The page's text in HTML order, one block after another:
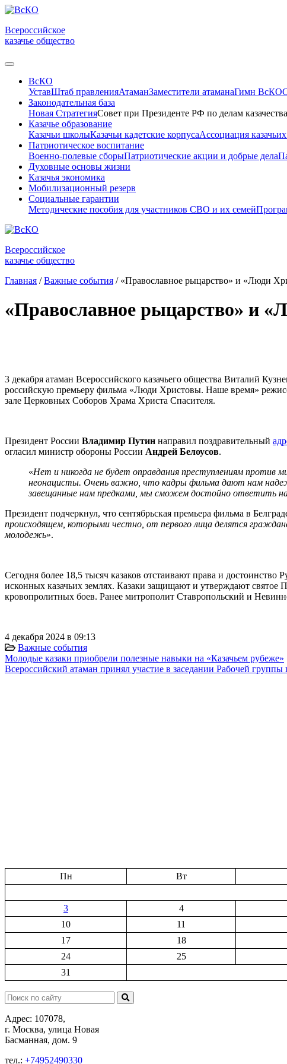
Всероссийское
казачье общество
ВсКО
УставШтаб правленияАтаманЗаместители атаманаГимн ВсКО
Законодательная база
Новая СтратегияСовет при Президенте РФ по делам казачества
Казачье образование
Казачьи школыКазачьи кадетские корпусаАссоциация казачьих
Патриотическое воспитание
Военно-полевые сборыПатриотические акции и добрые дела
Духовные основы жизни
Казачья экономика
Мобилизационный резерв
Социальные гарантии
Методические пособия для участников СВО и их семей
Всероссийское
казачье общество
Главная / Важные события / «Православное рыцарство» и «Люди
«Православное рыцарство» и
3 декабря атаман Всероссийского казачьего общества Виталий
российскую премьеру фильма «Люди Христовы. Наше время»
зале Церковных Соборов Храма Христа Спасителя.
Президент России Владимир Путин направил поздравительный
огласил министр обороны России Андрей Белоусов.
«Нет и никогда не будет оправдания преступлениям
неонацисты. Очень важно, что кадры фильма дают нам
завещанные нам предками, мы сможем достойно ответить
Президент подчеркнул, что сентябрьская премьера фильма в
происходящем, которыми честно, от первого лица делятся
молодежь».
Сегодня более 18,5 тысяч казаков отстаивают права и
исконных казачьих землях. Казаки защищают и утверждают святое
кровопролитных боев. Ранее митрополит Ставропольский и
4 декабря 2024 в 09:13
Важные события
Молодые казаки приобрели полезные навыки на «Казачьем рубеже»
Всероссийский атаман принял участие в заседании Рабочей группы
Пн
Вт
3
4
10
11
17
18
24
25
31
Поиск:
Адрес: 107078,
г. Москва, улица Новая
Басманная, дом. 9
тел.: +74952490330